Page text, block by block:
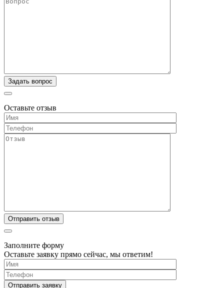
Оставьте отзыв
Заполните форму
Оставьте заявку прямо сейчас, мы ответим!